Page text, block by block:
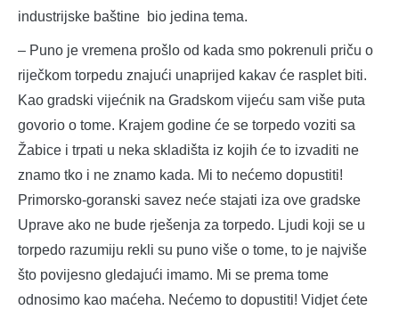
industrijske baštine bio jedina tema.
– Puno je vremena prošlo od kada smo pokrenuli priču o
riječkom torpedu znajući unaprijed kakav će rasplet biti.
Kao gradski vijećnik na Gradskom vijeću sam više puta
govorio o tome. Krajem godine će se torpedo voziti sa
Žabice i trpati u neka skladišta iz kojih će to izvaditi ne
znamo tko i ne znamo kada. Mi to nećemo dopustiti!
Primorsko-goranski savez neće stajati iza ove gradske
Uprave ako ne bude rješenja za torpedo. Ljudi koji se u
torpedo razumiju rekli su puno više o tome, to je najviše
što povijesno gledajući imamo. Mi se prema tome
odnosimo kao maćeha. Nećemo to dopustiti! Vidjet ćete